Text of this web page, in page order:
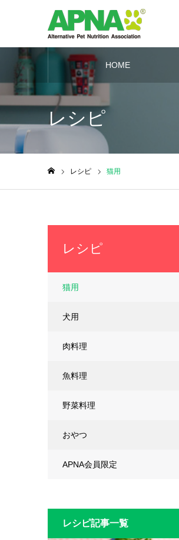
HOME
レシピ
レシピ 猫用
レシピ
猫用
犬用
肉料理
魚料理
野菜料理
おやつ
APNA会員限定
レシピ記事一覧